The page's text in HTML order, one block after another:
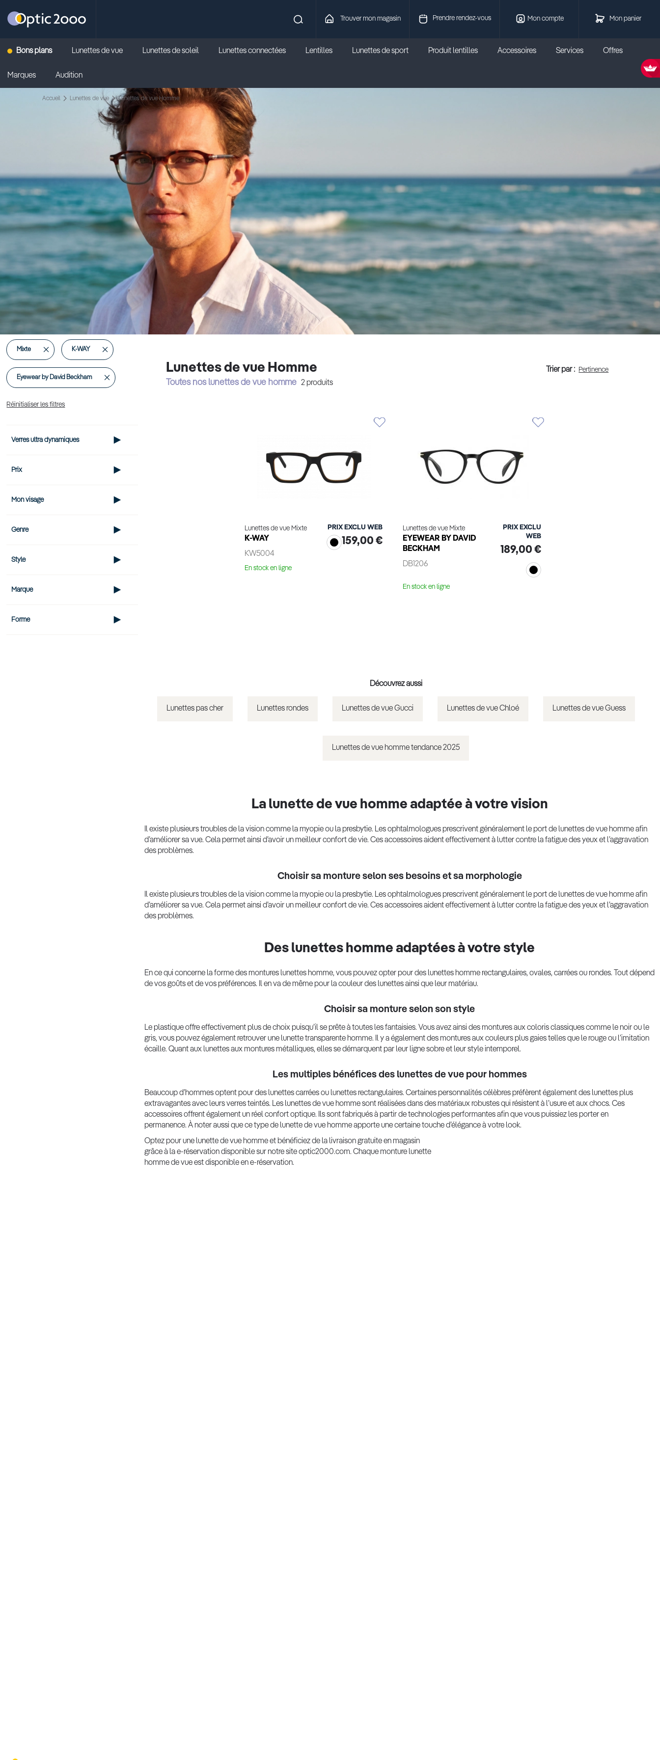
Retour vers la page d'accueil Mon panier
Prendre rendez-vous Mon compte
Trouver mon magasin
Bons plans Lunettes de vue Lunettes de soleil Lunettes connectées Lentilles Lunettes de sport Produit lentilles Accessoires Services Offres
Marques Audition
Accueil Lunettes de vue Lunettes de vue Homme
Trier par :
Lunettes de vue Homme
Toutes nos lunettes de vue homme 2produits
Lunettes de vue Mixte
K-WAY
KW5004
PRIX EXCLU WEB
159,00 €
En stock en ligne
Lunettes de vue Mixte
EYEWEAR BY DAVID
BECKHAM
DB1206
PRIX EXCLU
WEB
189,00 €
En stock en ligne
Découvrez aussi
Lunettes pas cher Lunettes rondes Lunettes de vue Gucci Lunettes de vue Chloé Lunettes de vue Guess
Lunettes de vue homme tendance 2025
La lunette de vue homme adaptée à votre vision
Il existe plusieurs troubles de la vision comme la myopie ou la presbytie. Les ophtalmologues prescrivent généralement le port de lunettes de vue homme afin
d’améliorer sa vue. Cela permet ainsi d’avoir un meilleur confort de vie. Ces accessoires aident effectivement à lutter contre la fatigue des yeux et l’aggravation
des problèmes.
Choisir sa monture selon ses besoins et sa morphologie
Il existe plusieurs troubles de la vision comme la myopie ou la presbytie. Les ophtalmologues prescrivent généralement le port de lunettes de vue homme afin
d’améliorer sa vue. Cela permet ainsi d’avoir un meilleur confort de vie. Ces accessoires aident effectivement à lutter contre la fatigue des yeux et l’aggravation
des problèmes.
Des lunettes homme adaptées à votre style
En ce qui concerne la forme des montures lunettes homme, vous pouvez opter pour des lunettes homme rectangulaires, ovales, carrées ou rondes. Tout dépend
de vos goûts et de vos préférences. Il en va de même pour la couleur des lunettes ainsi que leur matériau.
Choisir sa monture selon son style
Le plastique offre effectivement plus de choix puisqu’il se prête à toutes les fantaisies. Vous avez ainsi des montures aux coloris classiques comme le noir ou le
gris, vous pouvez également retrouver une lunette transparente homme. Il y a également des montures aux couleurs plus gaies telles que le rouge ou l’imitation
écaille. Quant aux lunettes aux montures métalliques, elles se démarquent par leur ligne sobre et leur style intemporel.
Les multiples bénéfices des lunettes de vue pour hommes
Beaucoup d’hommes optent pour des lunettes carrées ou lunettes rectangulaires. Certaines personnalités célèbres préfèrent également des lunettes plus
extravagantes avec leurs verres teintés. Les lunettes de vue homme sont réalisées dans des matériaux robustes qui résistent à l’usure et aux chocs. Ces
accessoires offrent également un réel confort optique. Ils sont fabriqués à partir de technologies performantes afin que vous puissiez les porter en
permanence. À noter aussi que ce type de lunette de vue homme apporte une certaine touche d’élégance à votre look.
Optez pour une lunette de vue homme et bénéficiez de la livraison gratuite en magasin
grâce à la e-réservation disponible sur notre site optic2000.com. Chaque monture lunette
homme de vue est disponible en e-réservation.
Verres ultra dynamiques
Prix
Mon visage
Genre
Style
Marque
Forme
Mixte Supprimer
cet
Élément
K-WAY Supprimer
cet
Élément
Eyewear by David Beckham Supprimer
Réinitialiser les filtres